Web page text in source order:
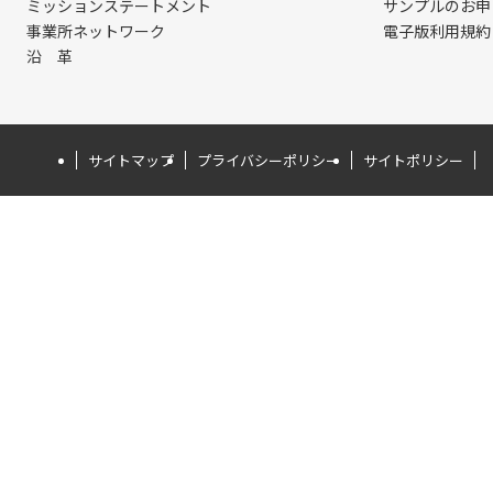
ミッションステートメント
事業所ネットワーク
沿 革
サンプルのお
電子版利用規約
サイトマップ プライバシーポリシー サイトポリシー